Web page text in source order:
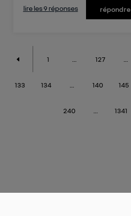
lire les 9 réponses répondre
1 127
133 134 140 145
240 1341